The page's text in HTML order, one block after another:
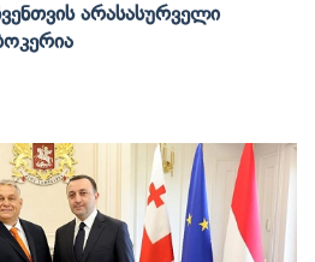
Არასასურველი